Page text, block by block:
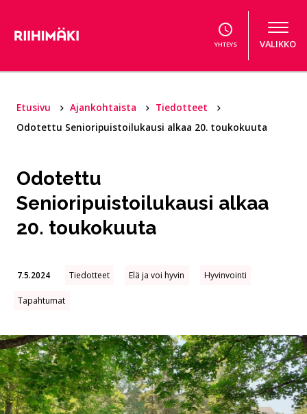
YHTEYS VALIKKO
Etusivu Ajankohtaista
Tiedotteet
Odotettu Senioripuistoilukausi alkaa 20. toukokuuta
Odotettu
Senioripuistoilukausi alkaa
20. toukokuuta
7.5.2024 Tiedotteet Elä ja voi hyvin Hyvinvointi
Tapahtumat